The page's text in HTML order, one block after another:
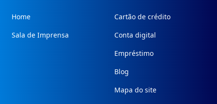
Home
Sala de Imprensa
Cartão de crédito
Conta digital
Empréstimo
Blog
Mapa do site